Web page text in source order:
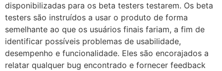
disponibilizadas para os beta testers testarem. Os beta
testers são instruídos a usar o produto de forma
semelhante ao que os usuários finais fariam, a fim de
identificar possíveis problemas de usabilidade,
desempenho e funcionalidade. Eles são encorajados a
relatar qualquer bug encontrado e fornecer feedback